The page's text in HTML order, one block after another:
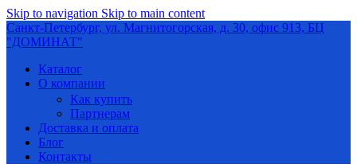
Skip to navigation Skip to main content
Санкт-Петербург, ул. Магнитогорская, д. 30, офис 913, БЦ
"ДОМИНАТ"
Каталог
О компании
Как купить
Партнерам
Доставка и оплата
Блог
Контакты